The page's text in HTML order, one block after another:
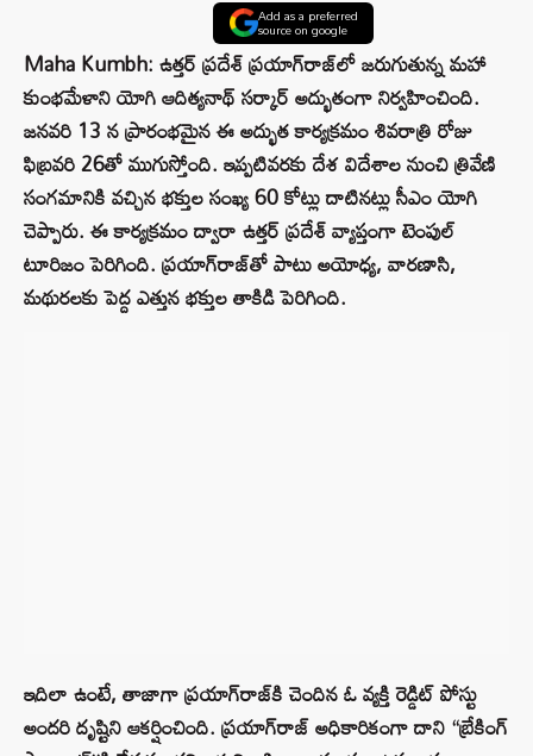
Add as a preferred
source on google
Maha Kumbh: ఉత్తర్ ప్రదేశ్ ప్రయాగ్‌రాజ్‌లో జరుగుతున్న మహా
కుంభమేళాని యోగి ఆదిత్యనాథ్ సర్కార్ అద్భుతంగా నిర్వహించింది.
జనవరి 13 న ప్రారంభమైన ఈ అద్భుత కార్యక్రమం శివరాత్రి రోజు
ఫిబ్రవరి 26తో ముగుస్తోంది. ఇప్పటివరకు దేశ విదేశాల నుంచి త్రివేణి
సంగమానికి వచ్చిన భక్తుల సంఖ్య 60 కోట్లు దాటినట్లు సీఎం యోగి
చెప్పారు. ఈ కార్యక్రమం ద్వారా ఉత్తర్ ప్రదేశ్ వ్యాప్తంగా టెంపుల్
టూరిజం పెరిగింది. ప్రయాగ్‌రాజ్‌తో పాటు అయోధ్య, వారణాసి,
మథురలకు పెద్ద ఎత్తున భక్తుల తాకిడి పెరిగింది.
ఇదిలా ఉంటే, తాజాగా ప్రయాగ్‌రాజ్‌కి చెందిన ఓ వ్యక్తి రెడ్డిట్ పోస్టు
అందరి దృష్టిని ఆకర్షించింది. ప్రయాగ్‌రాజ్ అధికారికంగా దాని “బ్రేకింగ్